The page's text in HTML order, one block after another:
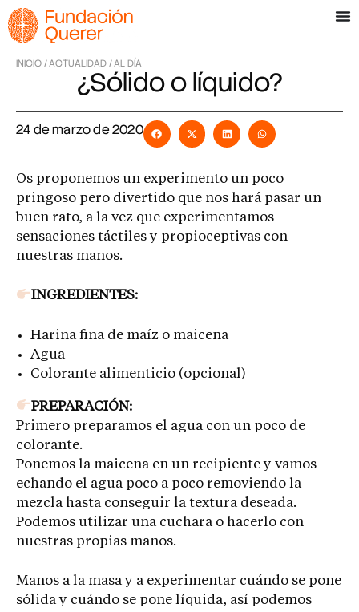
INICIO /ACTUALIDAD /AL DÍA
¿Sólido o líquido?
24 de marzo de 2020
Os proponemos un experimento un poco
pringoso pero divertido que nos hará pasar un
buen rato, a la vez que experimentamos
sensaciones táctiles y propioceptivas con
nuestras manos.
INGREDIENTES:
Harina fina de maíz o maicena
Agua
Colorante alimenticio (opcional)
PREPARACIÓN:
Primero preparamos el agua con un poco de
colorante.
Ponemos la maicena en un recipiente y vamos
echando el agua poco a poco removiendo la
mezcla hasta conseguir la textura deseada.
Podemos utilizar una cuchara o hacerlo con
nuestras propias manos.
Manos a la masa y a experimentar cuándo se pone
sólida y cuándo se pone líquida, así podemos